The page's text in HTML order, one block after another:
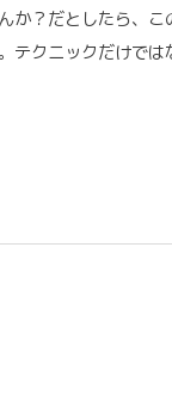
か？だとしたら、
テクニックだけで